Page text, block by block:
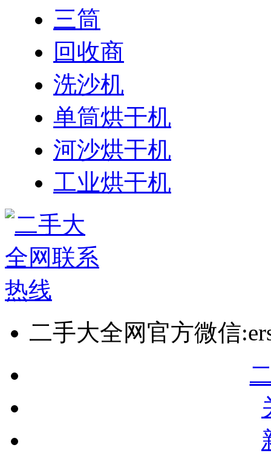
三筒
回收商
洗沙机
单筒烘干机
河沙烘干机
工业烘干机
二手大全网官方微信